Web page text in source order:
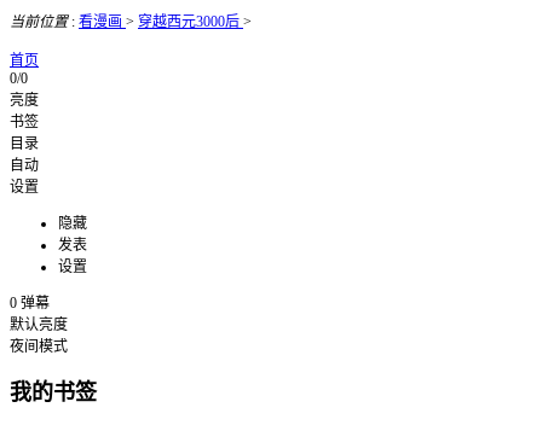
当前位置: 看漫画 > 穿越西元3000后 >
首页
0/0
亮度
书签
目录
自动
设置
隐藏
发表
设置
0 弹幕
默认亮度
夜间模式
我的书签